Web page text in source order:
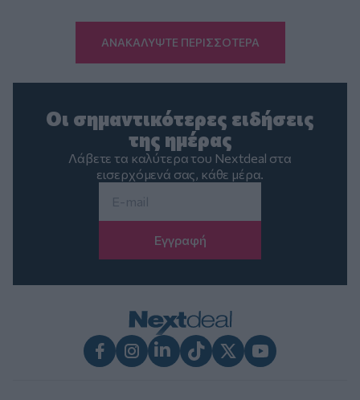
ΑΝΑΚΑΛΥΨΤΕ ΠΕΡΙΣΣΟΤΕΡΑ
Οι σημαντικότερες ειδήσεις
της ημέρας
Λάβετε τα καλύτερα του Nextdeal στα
εισερχόμενά σας, κάθε μέρα.